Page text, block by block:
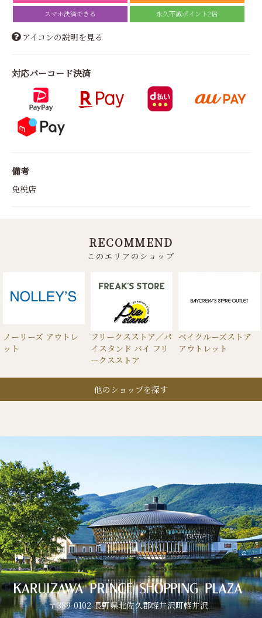
スマホ決済できる 永久不滅ポイント2倍
アイコンの説明を見る
対応バーコード決済
備考
免税店
RECOMMEND
このエリアのショップ
ノーリーズ アウトレ
ット
フリークスストア／パ
イスタンド バイ フリ
ークスストア
ベイクルーズストア
アウトレット
他のショップを探す
〒389-0102 長野県北佐久郡軽井沢町軽井沢